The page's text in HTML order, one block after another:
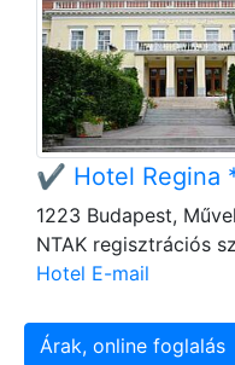
✔️ Hotel Regina
1223 Budapest,
NTAK regisztrációs
Hotel E-mail
Árak, online foglalás